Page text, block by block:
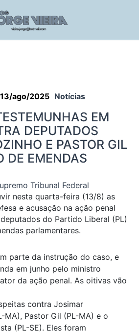
13/ago/2025 Notícias
EM
DEPUTADOS
E PASTOR GIL
DE EMENDAS
Tribunal Federal
nesta quarta-feira (13/8) as
e acusação na ação penal
do Partido Liberal (PL)
parlamentares.
parte da instrução do caso, e
em junho pelo ministro
da ação penal. As oitivas vão
contra Josimar
MA), Pastor Gil (PL-MA) e o
(PL-SE). Eles foram